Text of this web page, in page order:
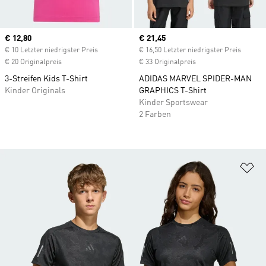
Current price
€ 12,80
€ 10 Letzter niedrigster Preis
€ 20 Originalpreis
3-Streifen Kids T-Shirt
Kinder Originals
Current price
€ 21,45
€ 16,50 Letzter niedrigster Preis
€ 33 Originalpreis
ADIDAS MARVEL SPIDER-MAN
GRAPHICS T-Shirt
Kinder Sportswear
2 Farben